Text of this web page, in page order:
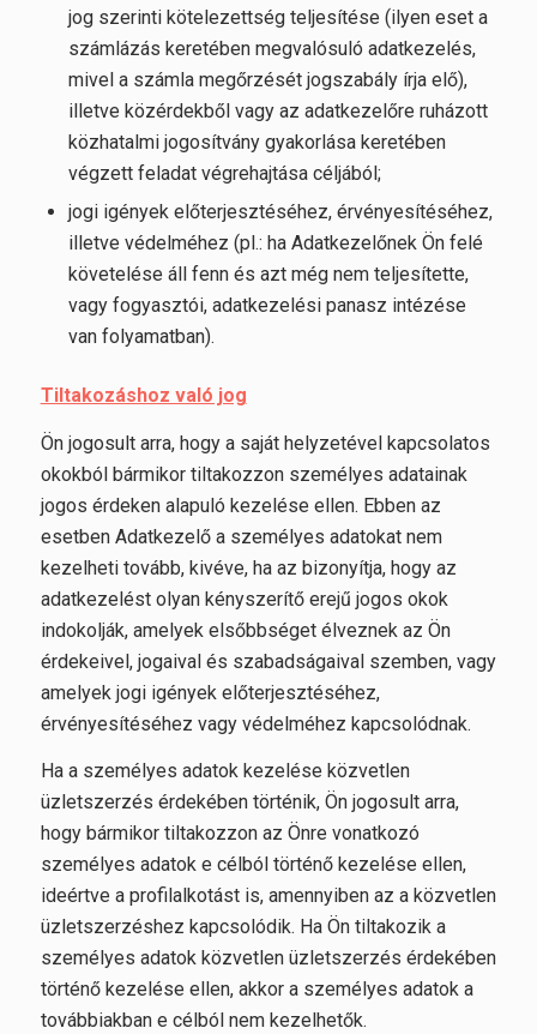
jog szerinti kötelezettség teljesítése (ilyen eset a
számlázás keretében megvalósuló adatkezelés,
mivel a számla megőrzését jogszabály írja elő),
illetve közérdekből vagy az adatkezelőre ruházott
közhatalmi jogosítvány gyakorlása keretében
végzett feladat végrehajtása céljából;
jogi igények előterjesztéséhez, érvényesítéséhez,
illetve védelméhez (pl.: ha Adatkezelőnek Ön felé
követelése áll fenn és azt még nem teljesítette,
vagy fogyasztói, adatkezelési panasz intézése
van folyamatban).
Tiltakozáshoz való jog
Ön jogosult arra, hogy a saját helyzetével kapcsolatos
okokból bármikor tiltakozzon személyes adatainak
jogos érdeken alapuló kezelése ellen. Ebben az
esetben Adatkezelő a személyes adatokat nem
kezelheti tovább, kivéve, ha az bizonyítja, hogy az
adatkezelést olyan kényszerítő erejű jogos okok
indokolják, amelyek elsőbbséget élveznek az Ön
érdekeivel, jogaival és szabadságaival szemben, vagy
amelyek jogi igények előterjesztéséhez,
érvényesítéséhez vagy védelméhez kapcsolódnak.
Ha a személyes adatok kezelése közvetlen
üzletszerzés érdekében történik, Ön jogosult arra,
hogy bármikor tiltakozzon az Önre vonatkozó
személyes adatok e célból történő kezelése ellen,
ideértve a profilalkotást is, amennyiben az a közvetlen
üzletszerzéshez kapcsolódik. Ha Ön tiltakozik a
személyes adatok közvetlen üzletszerzés érdekében
történő kezelése ellen, akkor a személyes adatok a
továbbiakban e célból nem kezelhetők.